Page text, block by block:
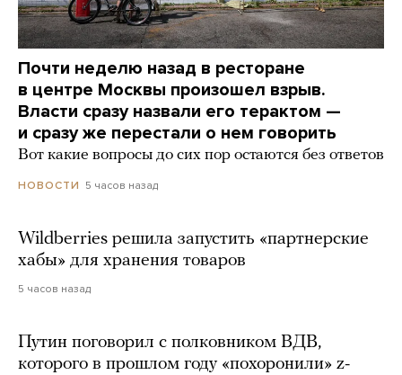
Почти неделю назад в ресторане
в центре Москвы произошел взрыв.
Власти сразу назвали его терактом —
и сразу же перестали о нем говорить
Вот какие вопросы до сих пор остаются без ответов
НОВОСТИ 5 часов назад
Wildberries решила запустить «партнерские
хабы» для хранения товаров
5 часов назад
Путин поговорил с полковником ВДВ,
которого в прошлом году «похоронили» z-